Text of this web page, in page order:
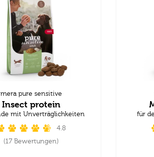
mera pure sensitive
Insect protein
mit Unverträglichkeiten
4.8
(17 Bewertungen)
für